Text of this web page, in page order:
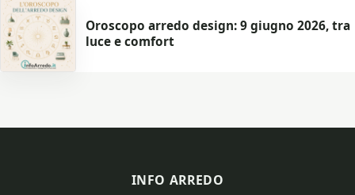
Oroscopo arredo design: 9 giugno 2026, tra
luce e comfort
INFO ARREDO